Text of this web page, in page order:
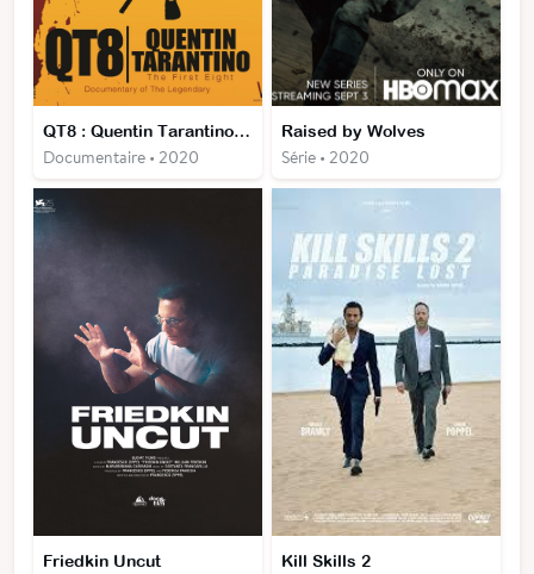
QT8 : Quentin Tarantino en 8 films
Documentaire • 2020
Raised by Wolves
Série • 2020
Friedkin Uncut Kill Skills 2